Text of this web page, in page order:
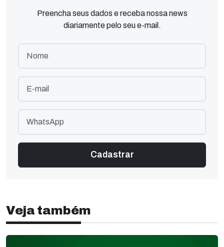
Preencha seus dados e receba nossa news
diariamente pelo seu e-mail.
Veja também